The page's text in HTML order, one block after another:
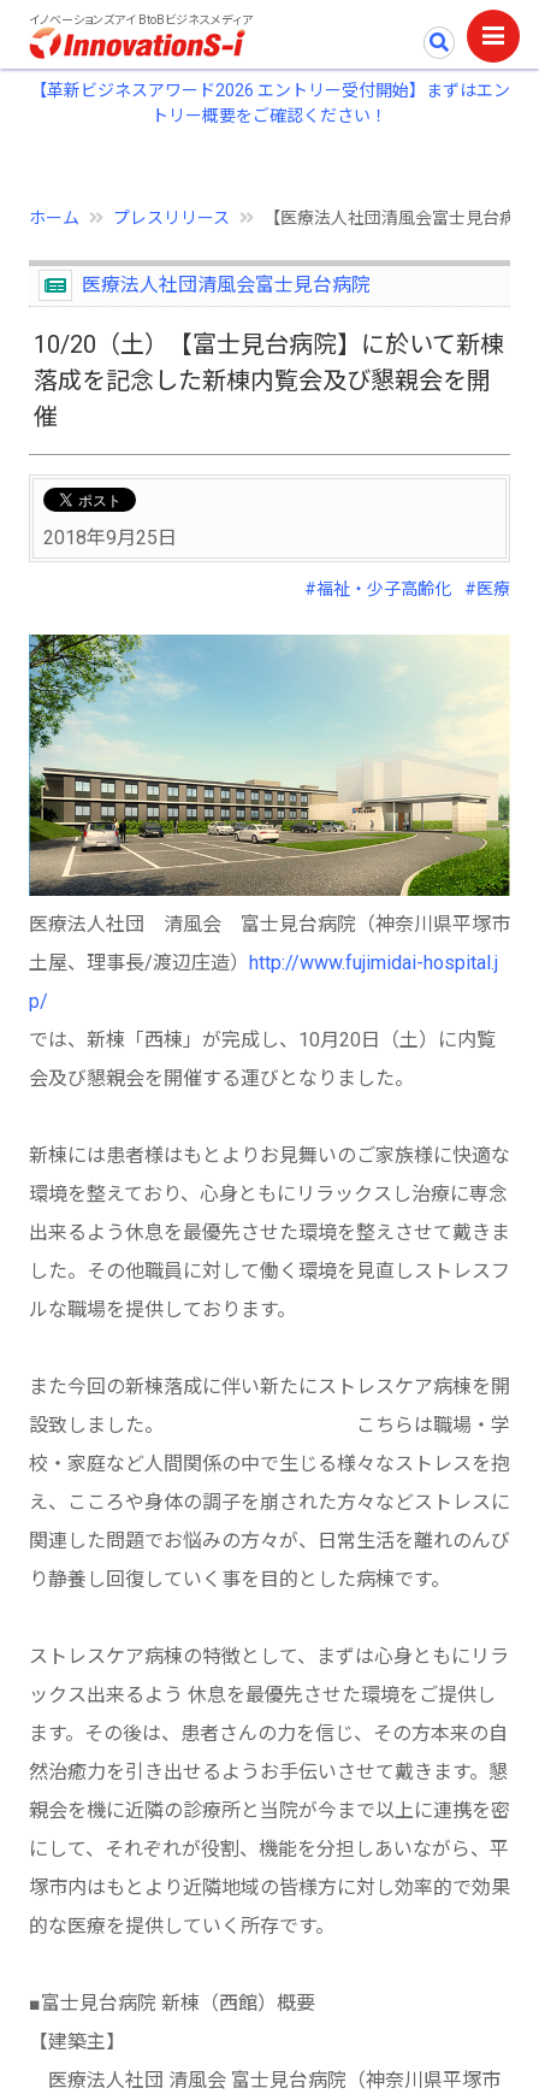
イノベーションズアイ BtoBビジネスメディア
【革新ビジネスアワード2026 エントリー受付開始】まずはエン
トリー概要をご確認ください！
ホーム プレスリリース 【医療法人社団清風会富士見台病
医療法人社団清風会富士見台病院
10/20（土）【富士見台病院】に於いて新棟
落成を記念した新棟内覧会及び懇親会を開
催
2018年9月25日
#福祉・少子高齢化 #医療
医療法人社団 清風会 富士見台病院（神奈川県平塚市
土屋、理事長/渡辺庄造） http://www.fujimidai-hospital.j
p/
では、新棟「西棟」が完成し、10月20日（土）に内覧
会及び懇親会を開催する運びとなりました。
新棟には患者様はもとよりお見舞いのご家族様に快適な
環境を整えており、心身ともにリラックスし治療に専念
出来るよう休息を最優先させた環境を整えさせて戴きま
した。その他職員に対して働く環境を見直しストレスフ
ルな職場を提供しております。
また今回の新棟落成に伴い新たにストレスケア病棟を開
設致しました。 こちらは職場・学
校・家庭など人間関係の中で生じる様々なストレスを抱
え、こころや身体の調子を崩された方々などストレスに
関連した問題でお悩みの方々が、日常生活を離れのんび
り静養し回復していく事を目的とした病棟です。
ストレスケア病棟の特徴として、まずは心身ともにリラ
ックス出来るよう 休息を最優先させた環境をご提供し
ます。その後は、患者さんの力を信じ、その方本来の自
然治癒力を引き出せるようお手伝いさせて戴きます。懇
親会を機に近隣の診療所と当院が今まで以上に連携を密
にして、それぞれが役割、機能を分担しあいながら、平
塚市内はもとより近隣地域の皆様方に対し効率的で効果
的な医療を提供していく所存です。
■富士見台病院 新棟（西館）概要
【建築主】
医療法人社団 清風会 富士見台病院（神奈川県平塚市